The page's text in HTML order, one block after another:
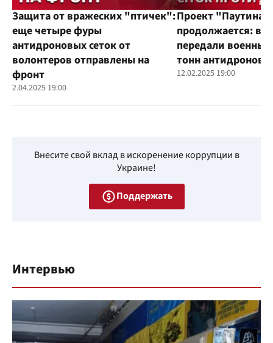
Защита от вражеских "птичек":
еще четыре фуры
антидроновых сеток от
волонтеров отправлены на
фронт
2.04.2025 19:00
Проект "Паутина"
продолжается:
передали
тонн
12.02.2025 19:00
Внесите свой вклад в искоренение коррупции в
Украине!
Поддержать
Интервью